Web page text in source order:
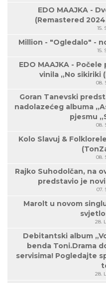
EDO MAAJKA -
(Remastered
15.
Million - "Ogledalo" -
15.
EDO MAAJKA -
vinila „No sikiriki
08.
Goran Tanevski
nadolazećeg albuma
pjesmu
08.
Kolo Slavuj &
08.
Rajko Suhodolčan, na
predstavio je
07.
Marolt u novom
28.
Debitantski album
benda Toni.Drama
servisima! Pogledajte
28.